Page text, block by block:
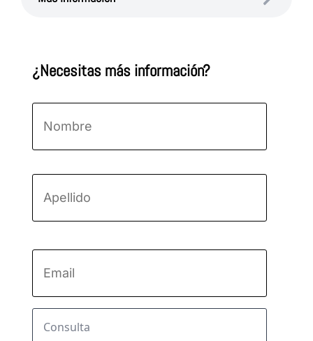
¿Necesitas más información?
Consulta